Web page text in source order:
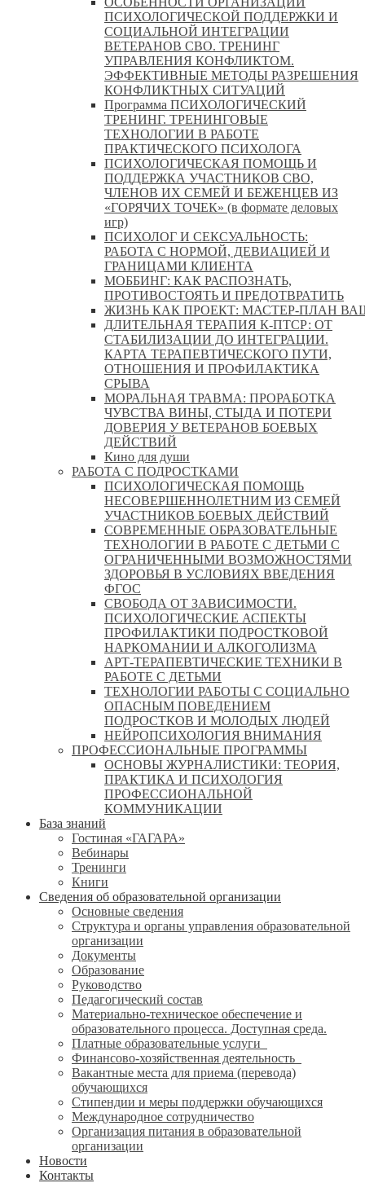
ПСИХОЛОГИЧЕСКОЙ ПОДДЕРЖКИ И
СОЦИАЛЬНОЙ ИНТЕГРАЦИИ
ВЕТЕРАНОВ СВО. ТРЕНИНГ
УПРАВЛЕНИЯ КОНФЛИКТОМ.
ЭФФЕКТИВНЫЕ МЕТОДЫ РАЗРЕШЕНИЯ
КОНФЛИКТНЫХ СИТУАЦИЙ
Программа ПСИХОЛОГИЧЕСКИЙ
ТРЕНИНГ. ТРЕНИНГОВЫЕ
ТЕХНОЛОГИИ В РАБОТЕ
ПРАКТИЧЕСКОГО ПСИХОЛОГА
ПСИХОЛОГИЧЕСКАЯ ПОМОЩЬ И
ПОДДЕРЖКА УЧАСТНИКОВ СВО,
ЧЛЕНОВ ИХ СЕМЕЙ И БЕЖЕНЦЕВ ИЗ
«ГОРЯЧИХ ТОЧЕК» (в формате деловых
игр)
ПСИХОЛОГ И СЕКСУАЛЬНОСТЬ:
РАБОТА С НОРМОЙ, ДЕВИАЦИЕЙ И
ГРАНИЦАМИ КЛИЕНТА
МОББИНГ: КАК РАСПОЗНАТЬ,
ПРОТИВОСТОЯТЬ И ПРЕДОТВРАТИТЬ
ЖИЗНЬ КАК ПРОЕКТ: МАСТЕР‑ПЛАН
ДЛИТЕЛЬНАЯ ТЕРАПИЯ К-ПТСР: ОТ
СТАБИЛИЗАЦИИ ДО ИНТЕГРАЦИИ.
КАРТА ТЕРАПЕВТИЧЕСКОГО ПУТИ,
ОТНОШЕНИЯ И ПРОФИЛАКТИКА
СРЫВА
МОРАЛЬНАЯ ТРАВМА: ПРОРАБОТКА
ЧУВСТВА ВИНЫ, СТЫДА И ПОТЕРИ
ДОВЕРИЯ У ВЕТЕРАНОВ БОЕВЫХ
ДЕЙСТВИЙ
Кино для души
РАБОТА С ПОДРОСТКАМИ
ПСИХОЛОГИЧЕСКАЯ ПОМОЩЬ
НЕСОВЕРШЕННОЛЕТНИМ ИЗ СЕМЕЙ
УЧАСТНИКОВ БОЕВЫХ ДЕЙСТВИЙ
СОВРЕМЕННЫЕ ОБРАЗОВАТЕЛЬНЫЕ
ТЕХНОЛОГИИ В РАБОТЕ С ДЕТЬМИ С
ОГРАНИЧЕННЫМИ ВОЗМОЖНОСТЯМИ
ЗДОРОВЬЯ В УСЛОВИЯХ ВВЕДЕНИЯ
ФГОС
СВОБОДА ОТ ЗАВИСИМОСТИ.
ПСИХОЛОГИЧЕСКИЕ АСПЕКТЫ
ПРОФИЛАКТИКИ ПОДРОСТКОВОЙ
НАРКОМАНИИ И АЛКОГОЛИЗМА
АРТ-ТЕРАПЕВТИЧЕСКИЕ ТЕХНИКИ В
РАБОТЕ С ДЕТЬМИ
ТЕХНОЛОГИИ РАБОТЫ С СОЦИАЛЬНО
ОПАСНЫМ ПОВЕДЕНИЕМ
ПОДРОСТКОВ И МОЛОДЫХ ЛЮДЕЙ
НЕЙРОПСИХОЛОГИЯ ВНИМАНИЯ
ПРОФЕССИОНАЛЬНЫЕ ПРОГРАММЫ
ОСНОВЫ ЖУРНАЛИСТИКИ: ТЕОРИЯ,
ПРАКТИКА И ПСИХОЛОГИЯ
ПРОФЕССИОНАЛЬНОЙ
КОММУНИКАЦИИ
База знаний
Гостиная «ГАГАРА»
Вебинары
Тренинги
Книги
Сведения об образовательной организации
Основные сведения
Структура и органы управления образовательной
организации
Документы
Образование
Руководство
Педагогический состав
Материально-техническое обеспечение и
образовательного процесса. Доступная среда.
Платные образовательные услуги
Финансово-хозяйственная деятельность
Вакантные места для приема (перевода)
обучающихся
Стипендии и меры поддержки обучающихся
Международное сотрудничество
Организация питания в образовательной
организации
Новости
Контакты